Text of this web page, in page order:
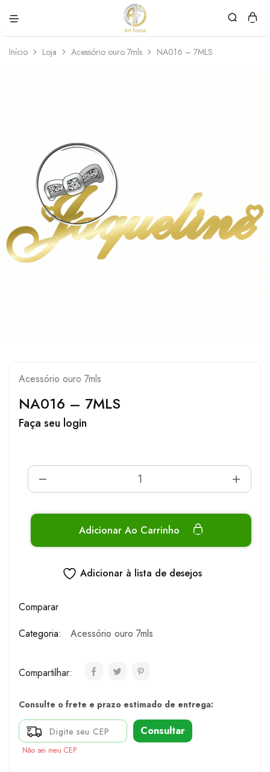
Force
personalizadas
Início Loja Acessório ouro 7mls NA016 – 7MLS
Acessório ouro 7mls
NA016 – 7MLS
Faça seu login
Adicionar Ao Carrinho
Adicionar à lista de desejos
Comparar
Categoria:
Acessório ouro 7mls
Compartilhar:
Consulte o frete e prazo estimado de entrega:
Consultar
Não sei meu CEP